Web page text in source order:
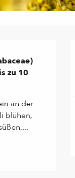
zu 10
an der
blühen,